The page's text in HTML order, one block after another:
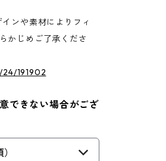
ンや素材によりフィ
かじめご了承くださ
191902
できない場合がござ